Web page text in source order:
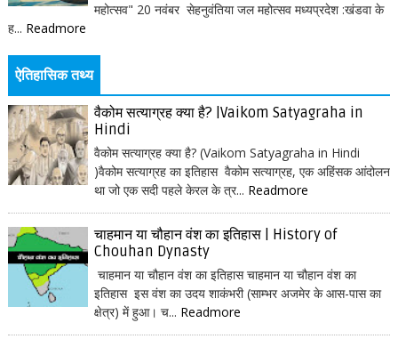
महोत्सव" 20 नवंबर सेहनुवंतिया जल महोत्सव मध्यप्रदेश :खंडवा के
ह... Readmore
ऐतिहासिक तथ्य
वैकोम सत्याग्रह क्या है? |Vaikom Satyagraha in
Hindi
वैकोम सत्याग्रह क्या है? (Vaikom Satyagraha in Hindi
)वैकोम सत्याग्रह का इतिहास वैकोम सत्याग्रह, एक अहिंसक आंदोलन
था जो एक सदी पहले केरल के त्र... Readmore
चाहमान या चौहान वंश का इतिहास | History of
Chouhan Dynasty
चाहमान या चौहान वंश का इतिहास चाहमान या चौहान वंश का
इतिहास इस वंश का उदय शाकंभरी (साम्भर अजमेर के आस-पास का
क्षेत्र) में हुआ। च... Readmore